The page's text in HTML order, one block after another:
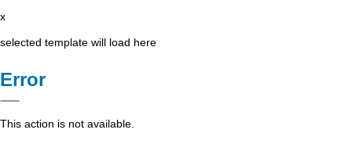
x
selected template will load here
Error
This action is not available.